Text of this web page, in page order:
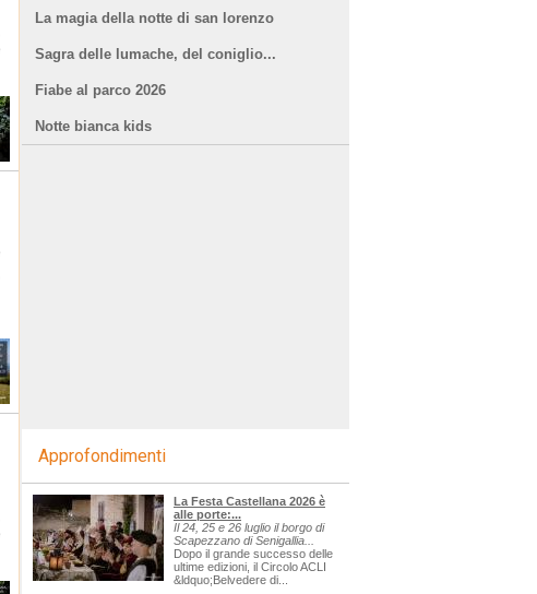
La magia della notte di san lorenzo
Sagra delle lumache, del coniglio...
Fiabe al parco 2026
Notte bianca kids
Approfondimenti
La Festa Castellana 2026 è
alle porte:...
Il 24, 25 e 26 luglio il borgo di
Scapezzano di Senigallia...
Dopo il grande successo delle
ultime edizioni, il Circolo ACLI
&ldquo;Belvedere di...